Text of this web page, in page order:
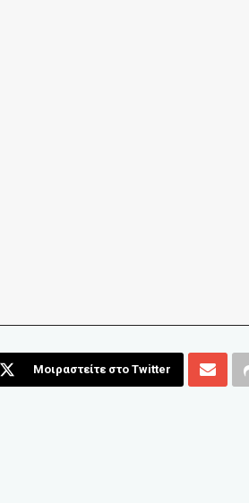
Μοιραστείτε στο Twitter